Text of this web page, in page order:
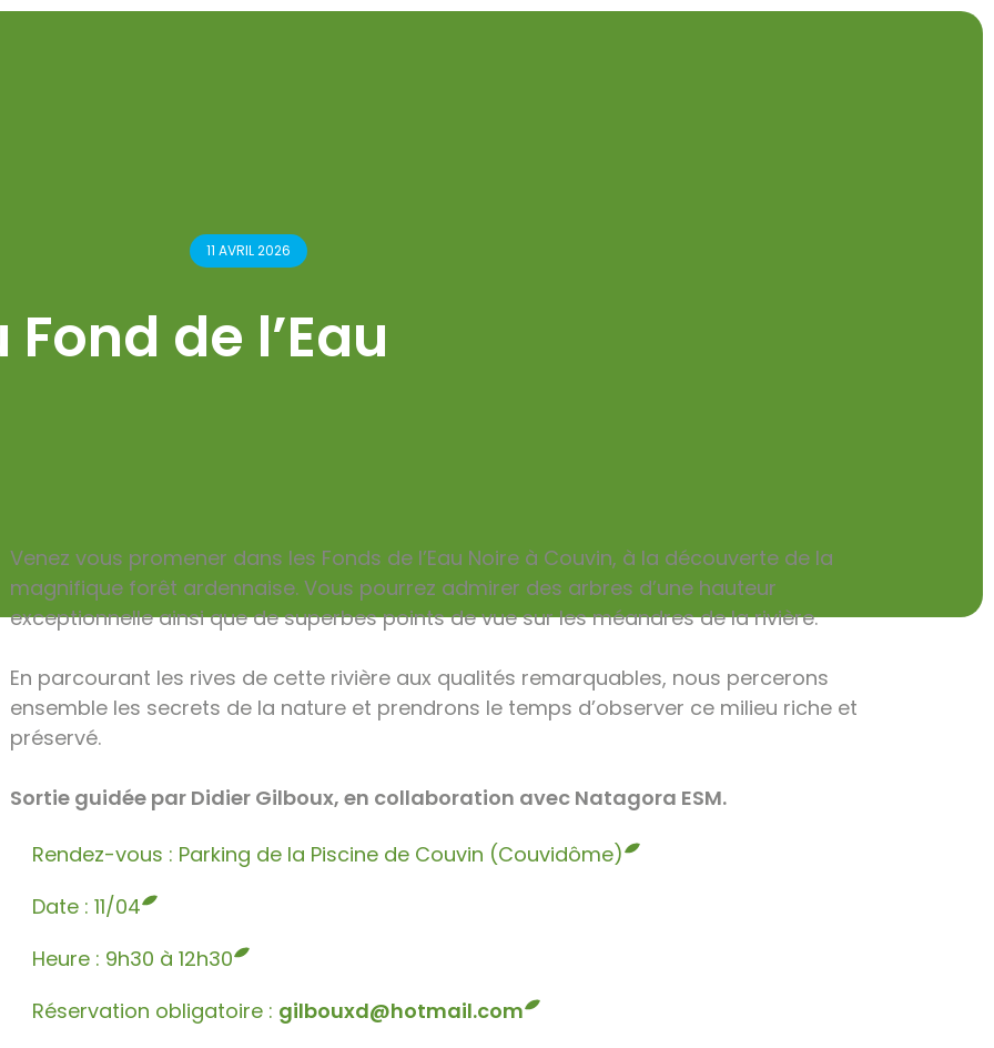
11 AVRIL 2026
de l’Eau
Venez vous promener dans les Fonds de l’Eau Noire à Couvin, à la découverte de la
magnifique forêt ardennaise. Vous pourrez admirer des arbres d’une hauteur
exceptionnelle ainsi que de superbes points de vue sur les méandres de la rivière.
En parcourant les rives de cette rivière aux qualités remarquables, nous percerons
ensemble les secrets de la nature et prendrons le temps d’observer ce milieu riche et
préservé.
Sortie guidée par Didier Gilboux, en collaboration avec Natagora ESM.
Rendez-vous : Parking de la Piscine de Couvin (Couvidôme)
Date : 11/04
Heure : 9h30 à 12h30
Réservation obligatoire : gilbouxd@hotmail.com